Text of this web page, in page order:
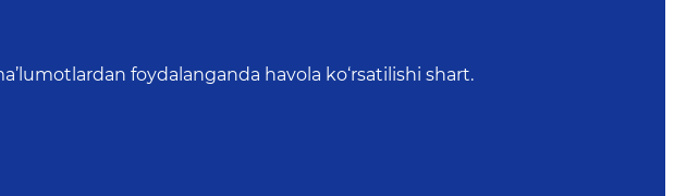
foydalanganda havola ko‘rsatilishi shart.